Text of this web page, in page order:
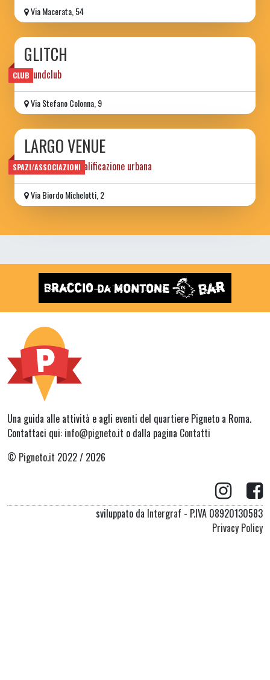
Via Macerata, 54
CLUB
GLITCH
Soundclub
Via Stefano Colonna, 9
SPAZI/ASSOCIAZIONI
LARGO VENUE
progetto di riqualificazione urbana
Via Biordo Michelotti, 2
Una guida alle attività e agli eventi del quartiere Pigneto a Roma.
Contattaci qui: info@pigneto.it o dalla pagina Contatti
© Pigneto.it 2022 / 2026
sviluppato da Intergraf - P.IVA 08920130583
Privacy Policy